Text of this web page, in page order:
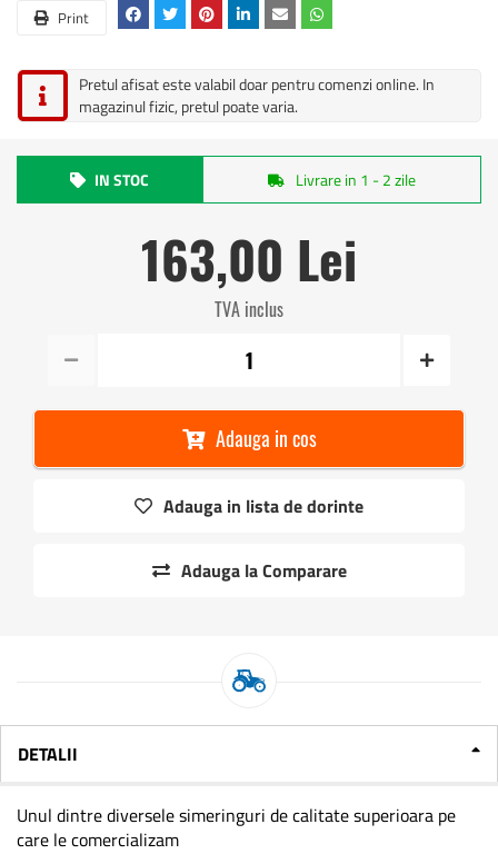
Print
Pretul afisat este valabil doar pentru comenzi online. In
magazinul fizic, pretul poate varia.
IN STOC Livrare in 1 - 2 zile
163,00 Lei
TVA inclus
Adauga in cos
Adauga in lista de dorinte
Adauga la Comparare
DETALII
Unul dintre diversele simeringuri de calitate superioara pe
care le comercializam